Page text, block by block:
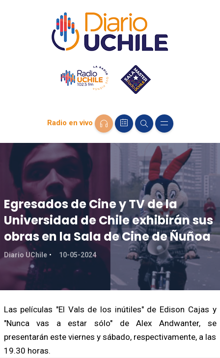
Radio en vivo
Egresados de Cine y TV de la
Universidad de Chile exhibirán sus
obras en la Sala de Cine de Ñuñoa
Diario UChile 10-05-2024
Las películas "El Vals de los inútiles" de Edison Cajas y
"Nunca vas a estar sólo" de Alex Andwanter, se
presentarán este viernes y sábado, respectivamente, a las
19.30 horas.